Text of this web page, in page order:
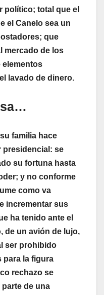
político; total que el
el Canelo sea un
que
mercado de los
elementos
lavado de dinero.
familia hace
presidencial: se
su fortuna hasta
y no conforme
como va
incrementar sus
ha tenido ante el
de un avión de lujo,
ser prohibido
para la figura
rechazo se
de una